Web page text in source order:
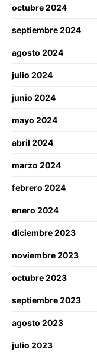
octubre 2024
septiembre 2024
agosto 2024
julio 2024
junio 2024
mayo 2024
abril 2024
marzo 2024
febrero 2024
enero 2024
diciembre 2023
noviembre 2023
octubre 2023
septiembre 2023
agosto 2023
julio 2023